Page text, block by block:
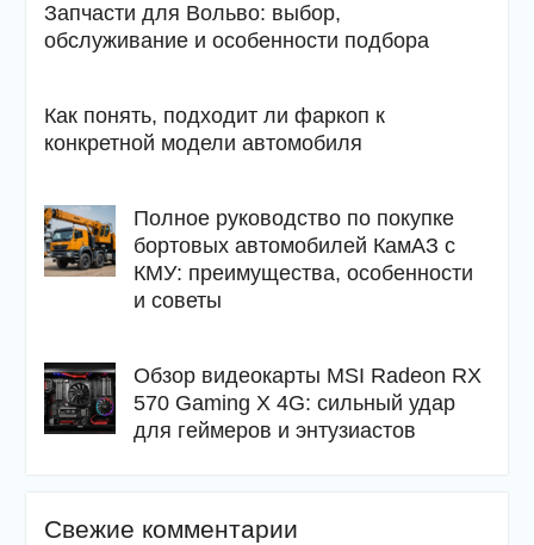
Запчасти для Вольво: выбор,
обслуживание и особенности подбора
Как понять, подходит ли фаркоп к
конкретной модели автомобиля
Полное руководство по покупке
бортовых автомобилей КамАЗ с
КМУ: преимущества, особенности
и советы
Обзор видеокарты MSI Radeon RX
570 Gaming X 4G: сильный удар
для геймеров и энтузиастов
Свежие комментарии